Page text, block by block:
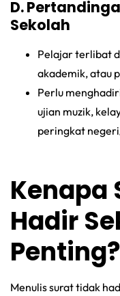
D.
Sekolah
Pelajar terlibat
akademik, atau
Perlu
ujian muzik,
peringkat
Kenapa
Hadir
Penting?
Menulis surat tidak